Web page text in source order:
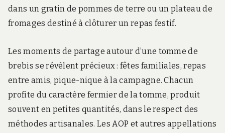
dans un gratin de pommes de terre ou un plateau de
fromages destiné à clôturer un repas festif.
Les moments de partage autour d’une tomme de
brebis se révèlent précieux : fêtes familiales, repas
entre amis, pique-nique à la campagne. Chacun
profite du caractère fermier de la tomme, produit
souvent en petites quantités, dans le respect des
méthodes artisanales. Les AOP et autres appellations